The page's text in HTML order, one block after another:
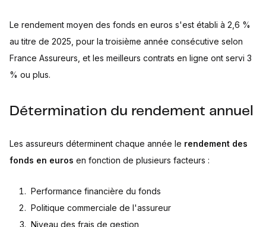
Le rendement moyen des fonds en euros s'est établi à 2,6 %
au titre de 2025, pour la troisième année consécutive selon
France Assureurs, et les meilleurs contrats en ligne ont servi 3
% ou plus.
Détermination du rendement annuel
Les assureurs déterminent chaque année le rendement des
fonds en euros en fonction de plusieurs facteurs :
Performance financière du fonds
Politique commerciale de l'assureur
Niveau des frais de gestion